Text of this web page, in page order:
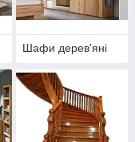
Шафи дерев'яні